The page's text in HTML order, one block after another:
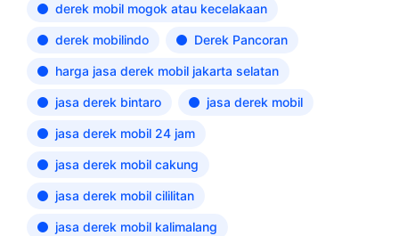
derek mobil mogok atau kecelakaan
derek mobilindo Derek Pancoran
harga jasa derek mobil jakarta selatan
jasa derek bintaro jasa derek mobil
jasa derek mobil 24 jam
jasa derek mobil cakung
jasa derek mobil cililitan
jasa derek mobil kalimalang